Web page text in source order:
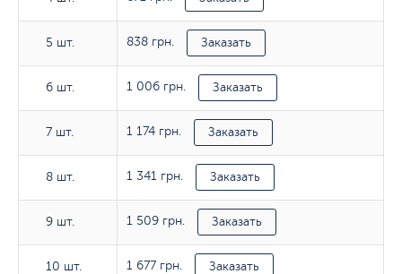
5 шт.
6 шт.
7 шт.
8 шт.
9 шт.
10 шт.
5 шт. 838 грн. Заказать
6 шт. 1 006 грн. Заказать
7 шт. 1 174 грн. Заказать
8 шт. 1 341 грн. Заказать
9 шт. 1 509 грн. Заказать
10 шт. 1 677 грн. Заказать